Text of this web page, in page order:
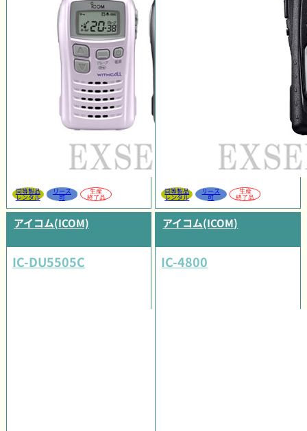
同等製品
レンタル
リース
可
生産
終了品
同等製品
レンタル
リース
可
生産
終了品
アイコム(ICOM)
IC-DU5505C
アイコム(ICOM)
IC-4800